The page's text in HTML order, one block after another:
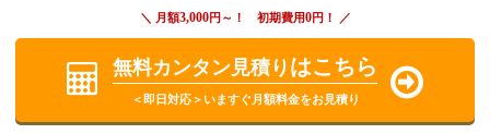
＼ 月額3,000円～！ 初期費用0円！ ／
無料カンタン見積り はこちら
＜即日対応＞いますぐ月額料金をお見積り